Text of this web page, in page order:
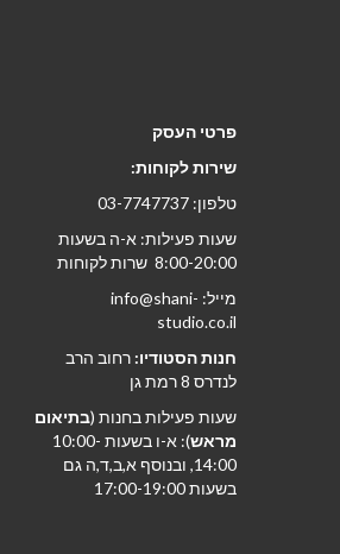
פרטי העסק
שירות לקוחות:
טלפון: 03-7747737
שעות פעילות: א-ה בשעות
8:00-20:00 שרות לקוחות
מייל: info@shani-
studio.co.il
חנות הסטודיו: רחוב הרב
לנדרס 8 רמת גן
שעות פעילות בחנות (בתיאום
מראש
): א-ו בשעות 10:00-
14:00, ובנוסף א,ב,ד,ה גם
בשעות 17:00-19:00